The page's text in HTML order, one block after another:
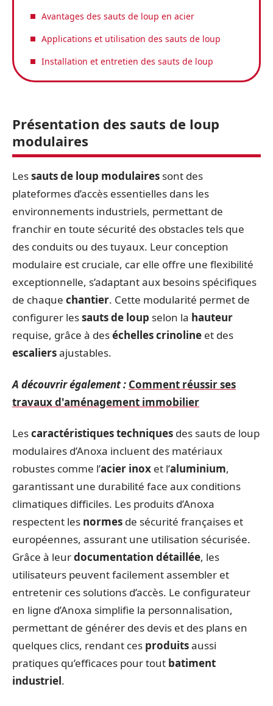
Avantages des sauts de loup en acier
Applications et utilisation des sauts de loup
Installation et entretien des sauts de loup
Présentation des sauts de loup
modulaires
Lessauts de loup modulaires sont des
plateformes d’accès essentielles dans les
environnements industriels, permettant de
franchir en toute sécurité des obstacles tels que
des conduits ou des tuyaux. Leur conception
modulaire est cruciale, car elle offre une flexibilité
exceptionnelle, s’adaptant aux besoins spécifiques
de chaque chantier. Cette modularité permet de
configurer lessauts de loup selon la hauteur
requise, grâce à deséchelles crinoline et des
escaliersajustables.
A découvrir également : Comment réussir ses
travaux d'aménagement immobilier
Lescaractéristiques techniques des sauts de loup
modulaires d’Anoxa incluent des matériaux
robustes comme l’acier inox et l’aluminium,
garantissant une durabilité face aux conditions
climatiques difficiles. Les produits d’Anoxa
respectent les normes de sécurité françaises et
européennes, assurant une utilisation sécurisée.
Grâce à leurdocumentation détaillée, les
utilisateurs peuvent facilement assembler et
entretenir ces solutions d’accès. Le configurateur
en ligne d’Anoxa simplifie la personnalisation,
permettant de générer des devis et des plans en
quelques clics, rendant ces produitsaussi
pratiques qu’efficaces pour tout batiment
industriel.